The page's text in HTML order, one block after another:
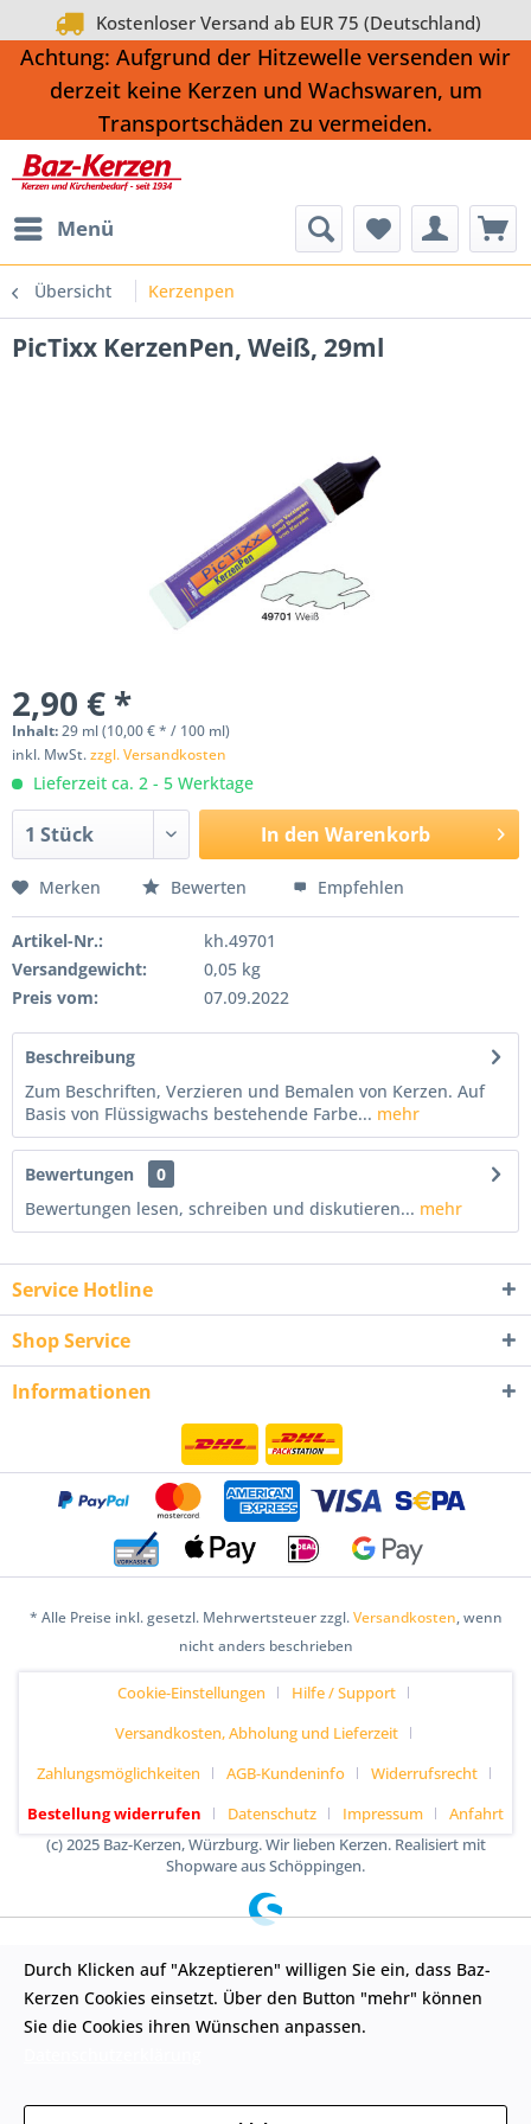
Kostenloser Versand ab EUR 75 (Deutschland)
Achtung: Aufgrund der Hitzewelle versenden wir
derzeit keine Kerzen und Wachswaren, um
Transportschäden zu vermeiden.
Menü
Übersicht Kerzenpen
PicTixx KerzenPen, Weiß, 29ml
2,90 € *
Inhalt:29 ml (10,00 € * / 100 ml)
inkl. MwSt.zzgl. Versandkosten
Lieferzeit ca. 2 - 5 Werktage
In den Warenkorb
Merken Bewerten Empfehlen
Artikel-Nr.:
kh.49701
Versandgewicht:
0,05 kg
Preis vom:
07.09.2022
Beschreibung
Zum Beschriften, Verzieren und Bemalen von Kerzen. Auf
Basis von Flüssigwachs bestehende Farbe... mehr
Bewertungen
0
Bewertungen lesen, schreiben und diskutieren... mehr
Service Hotline
Shop Service
Informationen
* Alle Preise inkl. gesetzl. Mehrwertsteuer zzgl.Versandkosten, wenn
nicht anders beschrieben
Cookie-Einstellungen
Hilfe / Support
Versandkosten, Abholung und Lieferzeit
Zahlungsmöglichkeiten
AGB-Kundeninfo
Widerrufsrecht
Bestellung widerrufen
Datenschutz Impressum
Anfahrt
(c) 2025 Baz-Kerzen, Würzburg. Wir lieben Kerzen. Realisiert mit
Shopware aus Schöppingen.
Durch Klicken auf "Akzeptieren" willigen Sie ein, dass Baz-
Kerzen Cookies einsetzt. Über den Button "mehr" können
Sie die Cookies ihren Wünschen anpassen.